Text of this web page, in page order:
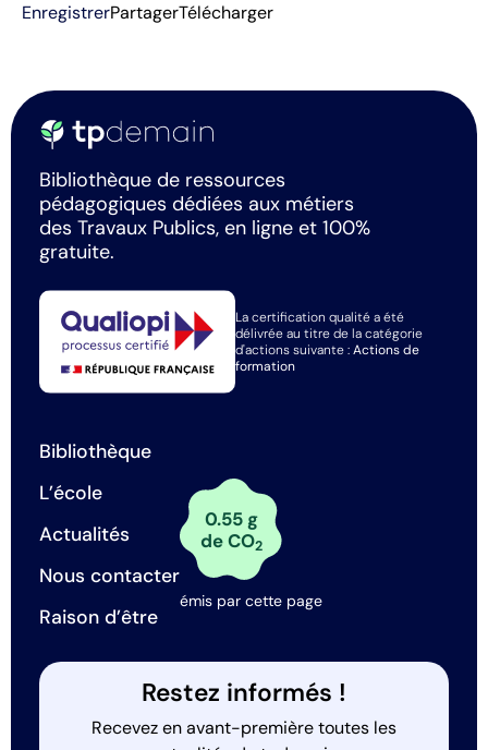
EnregistrerPartagerTélécharger
Bibliothèque de ressources
pédagogiques dédiées aux métiers
des Travaux Publics, en ligne et 100%
gratuite.
La certification qualité a été
délivrée au titre de la catégorie
d'actions suivante :Actions de
formation
Bibliothèque
L’école
Actualités
Nous contacter
Raison d’être
0.55 g
de CO2
émis par cette page
Restez informés !
Recevez en avant-première toutes les